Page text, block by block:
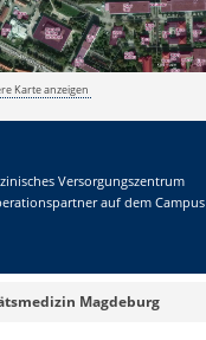
Karte anzeigen
Versorgungszentrum
auf dem Campus
Magdeburg